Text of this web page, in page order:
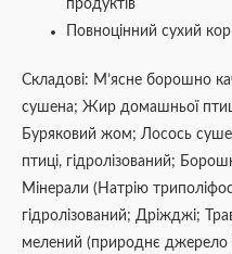
продуктів
Повноцінний сухий
Складові: М’ясне борошно
сушена; Жир домашньої
Буряковий жом; Лосось
птиці, гідролізований;
Мінерали (Натрію
гідролізований; Дріжджі;
мелений (природнє джерело